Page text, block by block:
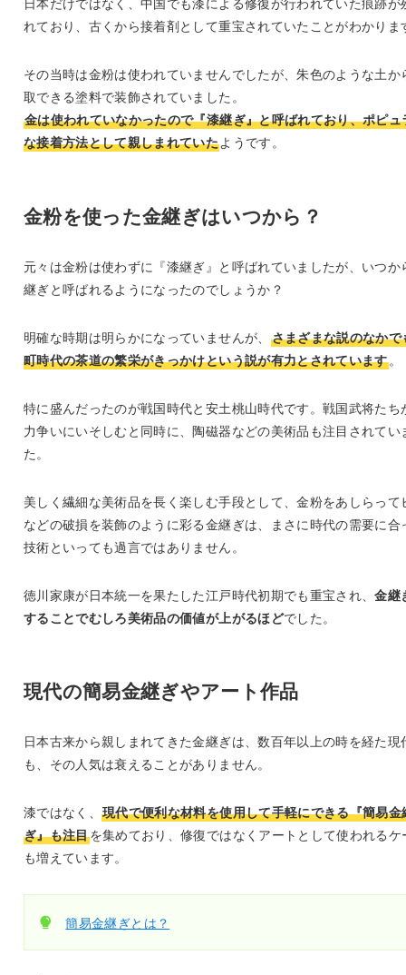
れており、古くから接着剤として重宝されていたことがわかりま
その当時は金粉は使われていませんでしたが、朱色のような土か
取できる塗料で装飾されていました。
金は使われていなかったので『漆継ぎ』と呼ばれており、ポピュ
な接着方法として親しまれていたようです。
金粉を使った金継ぎはいつから？
元々は金粉は使わずに『漆継ぎ』と呼ばれていましたが、いつか
継ぎと呼ばれるようになったのでしょうか？
明確な時期は明らかになっていませんが、 さまざまな説のなかで
町時代の茶道の繁栄がきっかけという説が有力とされています。
特に盛んだったのが戦国時代と安土桃山時代です。戦国武将たち
力争いにいそしむと同時に、陶磁器などの美術品も注目されてい
た。
美しく繊細な美術品を長く楽しむ手段として、金粉をあしらって
などの破損を装飾のように彩る金継ぎは、まさに時代の需要に合
技術といっても過言ではありません。
徳川家康が日本統一を果たした江戸時代初期でも重宝され、金継
することでむしろ美術品の価値が上がるほどでした。
現代の簡易金継ぎやアート作品
日本古来から親しまれてきた金継ぎは、数百年以上の時を経た現
も、その人気は衰えることがありません。
漆ではなく、 現代で便利な材料を使用して手軽にできる『簡易金
ぎ』も注目を集めており、修復ではなくアートとして使われるケ
も増えています。
簡易金継ぎとは？